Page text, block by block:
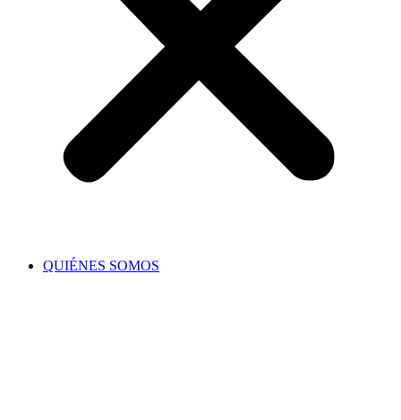
QUIÉNES SOMOS